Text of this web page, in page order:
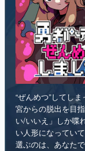
“ぜんめつ”してし
宮からの脱出を目
い/いいえ」しか喋
い人形になってい
選ぶのは、あなたで